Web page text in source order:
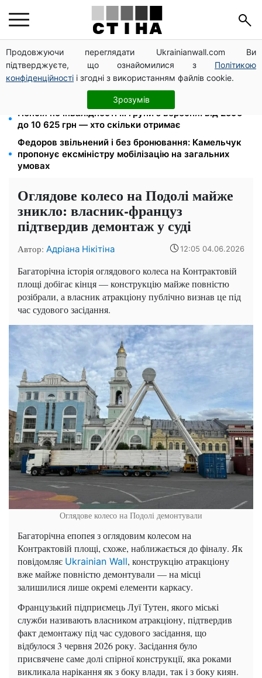
Продовжуючи переглядати Ukrainianwall.com Ви
підтверджуєте, що ознайомилися з Політикою
конфіденційності і згодні з використанням файлів cookie.
Зрозумів
Метро прийматиме киян до тривоги, але без
наметів: Бондаренко назвав правила
120 000 грн на авто: компенсацію для ветеранів
хочуть поширити на III групу інвалідності
Пенсія по інвалідності III групи з вересня: від 2595
до 10 625 грн — хто скільки отримає
Федоров звільнений і без бронювання: Камельчук
пропонує ексміністру мобілізацію на загальних
умовах
Оглядове колесо на Подолі майже
зникло: власник-француз
підтвердив демонтаж у суді
Автор: Адріана Нікітіна 12:05 04.06.2026
Багаторічна історія оглядового колеса на Контрактовій
площі добігає кінця — конструкцію майже повністю
розібрали, а власник атракціону публічно визнав це під
час судового засідання.
Оглядове колесо на Подолі демонтували
Багаторічна епопея з оглядовим колесом на
Контрактовій площі, схоже, наближається до фіналу. Як
повідомляє Ukrainian Wall, конструкцію атракціону
вже майже повністю демонтували — на місці
залишилися лише окремі елементи каркасу.
Французький підприємець Луї Тутен, якого міські
служби називають власником атракціону, підтвердив
факт демонтажу під час судового засідання, що
відбулося 3 червня 2026 року. Засідання було
присвячене саме долі спірної конструкції, яка роками
викликала нарікання як з боку влади, так і з боку киян.